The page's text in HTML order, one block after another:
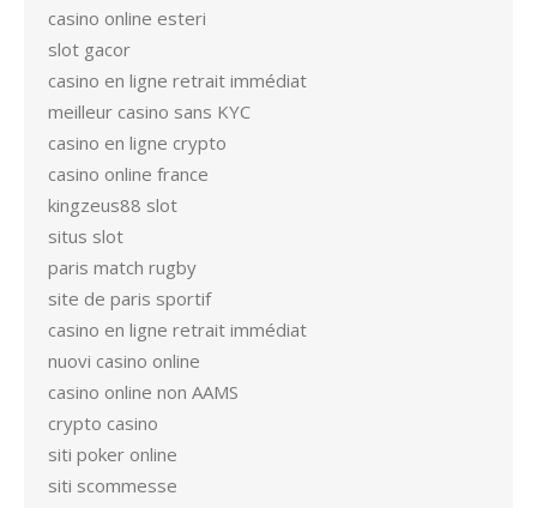
casino online esteri
slot gacor
casino en ligne retrait immédiat
meilleur casino sans KYC
casino en ligne crypto
casino online france
kingzeus88 slot
situs slot
paris match rugby
site de paris sportif
casino en ligne retrait immédiat
nuovi casino online
casino online non AAMS
crypto casino
siti poker online
siti scommesse